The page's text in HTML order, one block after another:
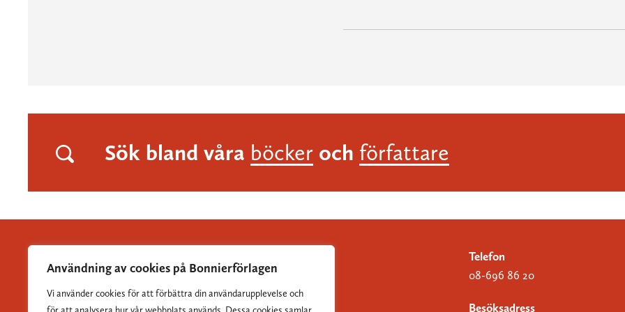
Användning av cookies på Bonnierförlagen
Vi använder cookies för att förbättra din användarupplevelse och
Sök bland våra böcker och författare
Albert Bonniers Förlag grundades 1837 och är Sveriges
Telefon
08-696 86 20
Besöksadress